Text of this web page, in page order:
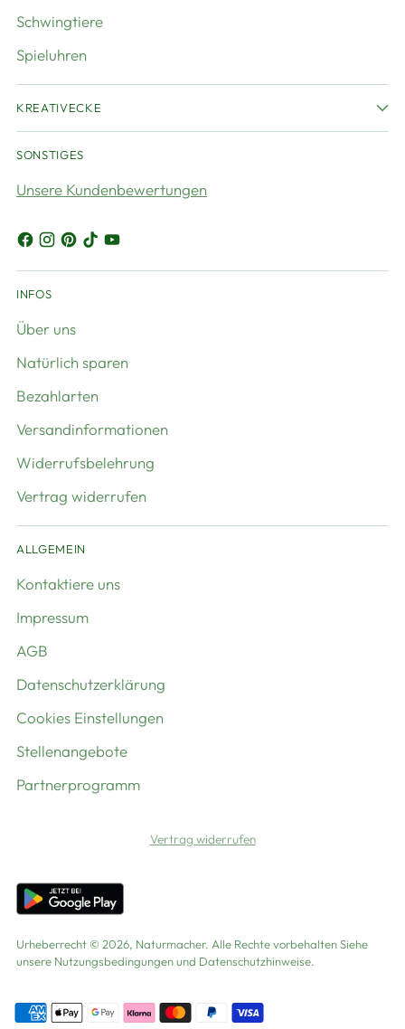
Schwingtiere
Spieluhren
KREATIVECKE
SONSTIGES
Unsere Kundenbewertungen
INFOS
Über uns
Natürlich sparen
Bezahlarten
Versandinformationen
Widerrufsbelehrung
Vertrag widerrufen
ALLGEMEIN
Kontaktiere uns
Impressum
AGB
Datenschutzerklärung
Cookies Einstellungen
Stellenangebote
Partnerprogramm
Vertrag widerrufen
Urheberrecht © 2026, Naturmacher. Alle Rechte vorbehalten Siehe
unsere Nutzungsbedingungen und Datenschutzhinweise.